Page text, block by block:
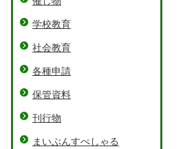
学校教育
社会教育
各種申請
保管資料
刊行物
まいぶんすぺしゃる